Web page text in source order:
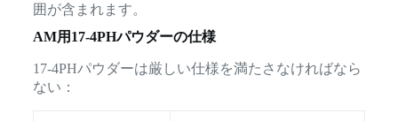
囲が含まれます。
AM用17-4PHパウダーの仕様
17-4PHパウダーは厳しい仕様を満たさなければなら
ない：